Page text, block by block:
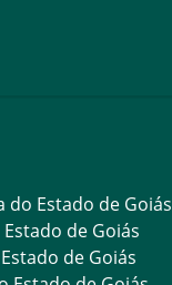
do Estado de Goiás
Estado de Goiás
de Goiás